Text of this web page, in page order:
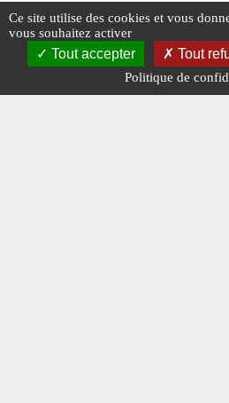
#JEAN-PIERRE
Ce site utilise des cookies et vous
vous souhaitez activer
Tout accepter Tout
Politique de